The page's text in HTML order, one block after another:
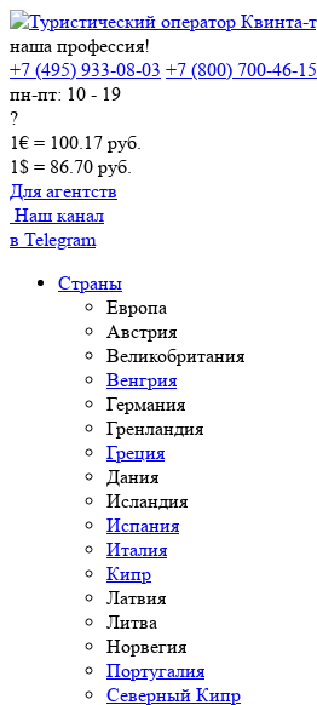
наша профессия!
+7 (495) 933-08-03 +7 (800) 700-46-15
пн-пт: 10 - 19
?
1€ = 100.17 руб.
1$ = 86.70 руб.
Для агентств
Наш канал
в Telegram
Страны
Европа
Австрия
Великобритания
Венгрия
Германия
Гренландия
Греция
Дания
Исландия
Испания
Италия
Кипр
Латвия
Литва
Норвегия
Португалия
Северный Кипр